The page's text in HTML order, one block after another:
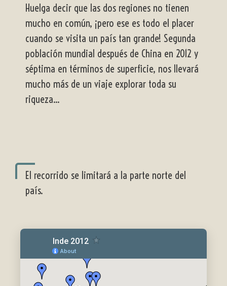
Huelga decir que las dos regiones no tienen
mucho en común, ¡pero ese es todo el placer
cuando se visita un país tan grande! Segunda
población mundial después de China en 2012 y
séptima en términos de superficie, nos llevará
mucho más de un viaje explorar toda su
riqueza...
El recorrido se limitará a la parte norte del
país.